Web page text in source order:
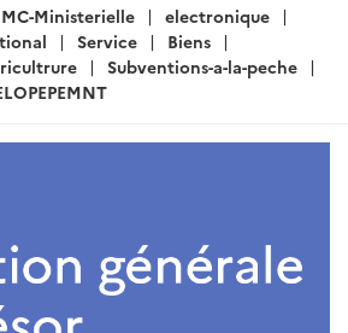
Ministerielle
electronique
Service
Biens
Subventions-a-la-peche